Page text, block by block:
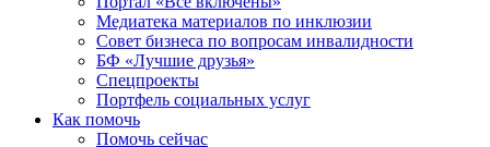
Медиатека материалов по инклюзии
Совет бизнеса по вопросам инвалидности
БФ «Лучшие друзья»
Спецпроекты
Портфель социальных услуг
Как помочь
Помочь сейчас